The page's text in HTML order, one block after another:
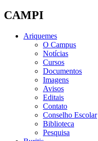
CAMPI
Ariquemes
O Campus
Notícias
Cursos
Documentos
Imagens
Avisos
Editais
Contato
Conselho Escolar
Biblioteca
Pesquisa